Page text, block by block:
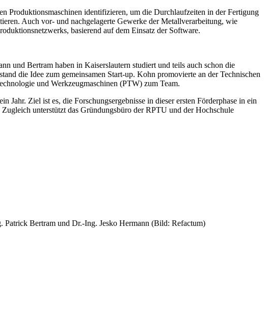
Produktionsmaschinen identifizieren, um die Durchlaufzeiten in der Fertigung
Auch vor- und nachgelagerte Gewerke der Metallverarbeitung, wie
basierend auf dem Einsatz der Software.
und Bertram haben in Kaiserslautern studiert und teils auch schon die
die Idee zum gemeinsamen Start-up. Kohn promovierte an der Technischen
und Werkzeugmaschinen (PTW) zum Team.
Ziel ist es, die Forschungsergebnisse in dieser ersten Förderphase in ein
unterstützt das Gründungsbüro der RPTU und der Hochschule
Bertram und Dr.-Ing. Jesko Hermann (Bild: Refactum)